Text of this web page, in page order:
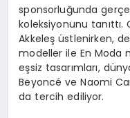
sponsorluğunda
koleksiyonunu
Akkeleş üstlenirken,
modeller ile En Moda
eşsiz tasarımları,
Beyoncé ve Naomi
da tercih ediliyor.